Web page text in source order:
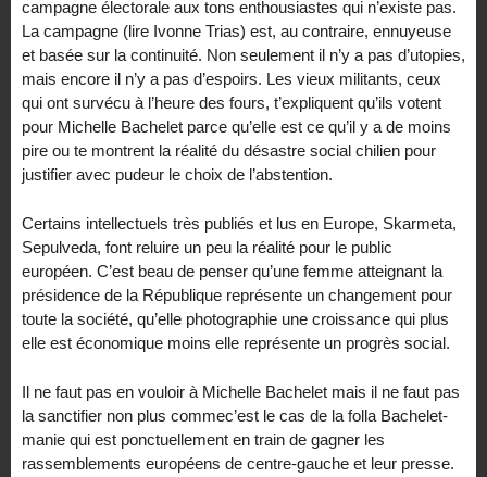
campagne électorale aux tons enthousiastes qui n’existe pas.
La campagne (lire Ivonne Trias) est, au contraire, ennuyeuse
et basée sur la continuité. Non seulement il n’y a pas d’utopies,
mais encore il n’y a pas d’espoirs. Les vieux militants, ceux
qui ont survécu à l’heure des fours, t’expliquent qu’ils votent
pour Michelle Bachelet parce qu’elle est ce qu’il y a de moins
pire ou te montrent la réalité du désastre social chilien pour
justifier avec pudeur le choix de l’abstention.
Certains intellectuels très publiés et lus en Europe, Skarmeta,
Sepulveda, font reluire un peu la réalité pour le public
européen. C’est beau de penser qu’une femme atteignant la
présidence de la République représente un changement pour
toute la société, qu’elle photographie une croissance qui plus
elle est économique moins elle représente un progrès social.
Il ne faut pas en vouloir à Michelle Bachelet mais il ne faut pas
la sanctifier non plus commec’est le cas de la folla Bachelet-
manie qui est ponctuellement en train de gagner les
rassemblements européens de centre-gauche et leur presse.